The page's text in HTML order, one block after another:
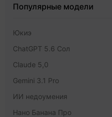
Популярные модели
Юкиэ
ChatGPT 5.6 Сол
Claude 5,0
Gemini 3.1 Pro
ИИ недоумения
Нано Банана Про